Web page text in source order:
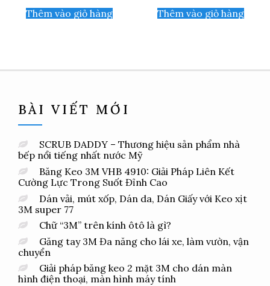
Thêm vào giỏ hàng Thêm vào giỏ hàng
BÀI VIẾT MỚI
SCRUB DADDY – Thương hiệu sản phẩm nhà
bếp nổi tiếng nhất nước Mỹ
Băng Keo 3M VHB 4910: Giải Pháp Liên Kết
Cường Lực Trong Suốt Đỉnh Cao
Dán vải, mút xốp, Dán da, Dán Giấy với Keo xịt
3M super 77
Chữ “3M” trên kính ôtô là gì?
Găng tay 3M Đa năng cho lái xe, làm vườn, vận
chuyển
Giải pháp băng keo 2 mặt 3M cho dán màn
hình điện thoại, màn hình máy tính